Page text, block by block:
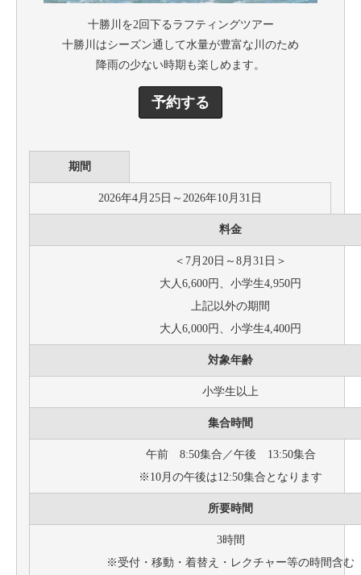
十勝川を2回下るラフティングツアー
十勝川はシーズン通して水量が豊富な川のため
降雨の少ない時期も楽しめます。
予約する
期間
2026年4月25日～2026年10月31日
料金
＜7月20日～8月31日＞
大人6,600円、小学生4,950円
上記以外の期間
大人6,000円、小学生4,400円
対象年齢
小学生以上
集合時間
午前 8:50集合／午後 13:50集合
※10月の午後は12:50集合となります
所要時間
3時間
※受付・移動・着替え・レクチャー等の時間含む